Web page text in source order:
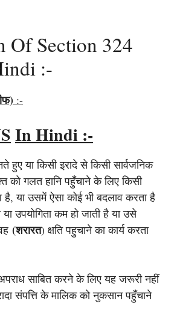
Of Section 324
:-
:-
In Hindi :-
हुए या किसी इरादे से किसी सार्वजनिक
को गलत हानि पहुँचाने के लिए किसी
है, या उसमें ऐसा कोई भी बदलाव करता है
उपयोगिता कम हो जाती है या उसे
(शरारत) क्षति पहुचाने का कार्य करता
साबित करने के लिए यह जरूरी नहीं
संपत्ति के मालिक को नुकसान पहुँचाने